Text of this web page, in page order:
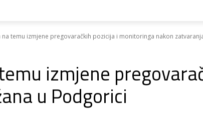
na temu izmjene pregovaračkih pozicija i monitoringa nakon
izmjene
u Podgorici